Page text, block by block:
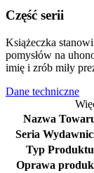
Część serii
Książeczka
pomysłów na
imię i zrób miły
Dane techniczne
Nazwa
Seria
Typ Produktu
Oprawa